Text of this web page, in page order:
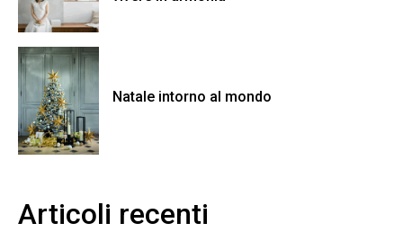
Natale intorno al mondo
Articoli recenti